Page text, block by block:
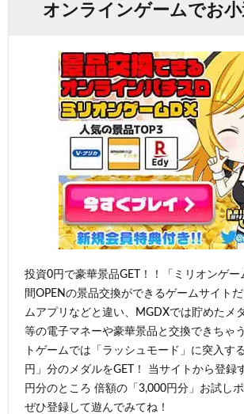
オンラインゲームでお
投資0円で豪華景品GET！！「ミリオンゲ
間OPENの景品交換ができるゲームサイト
ムアプリなどと違い、MGDXでは貯めたメ
等の電子マネーや豪華景品と交換できちゃ
トゲームでは「ラッシュモード」に突入す
円」分のメダルをGET！ 当サイトから登録
円分のところ 倍額の「3,000円分」お試し
ぜひ登録して遊んでみてね！